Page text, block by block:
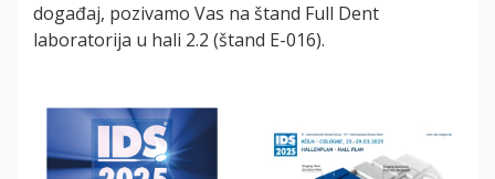
događaj, pozivamo Vas na štand Full Dent
laboratorija u hali 2.2 (štand E-016).